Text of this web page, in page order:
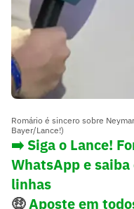
Romário é sincero sobre
Bayer/Lance!)
➡️ Siga o Lance!
WhatsApp e
linhas
🤑Aposte em